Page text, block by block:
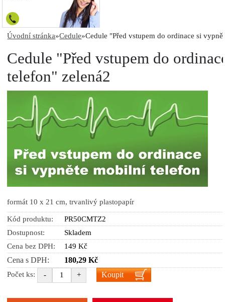
Úvodní stránka»Cedule»Cedule "Před vstupem do ordinace si
Cedule "Před vstupem do
telefon" zelená2
formát 10 x 21 cm, trvanlivý plastopapír
Kód produktu:
PR50CMTZ2
Dostupnost:
Skladem
Cena bez DPH:
149 Kč
Cena s DPH: 180,29 Kč
Počet ks: - + Koupit